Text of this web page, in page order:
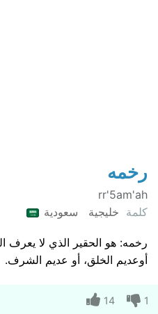
رخمه
rr'5am'ah
كلمة خليجية سعودية
رخمه: هو الحقير الذي لا يعرف
أوعديم الخلق، أو عديم الشرف.
1
14